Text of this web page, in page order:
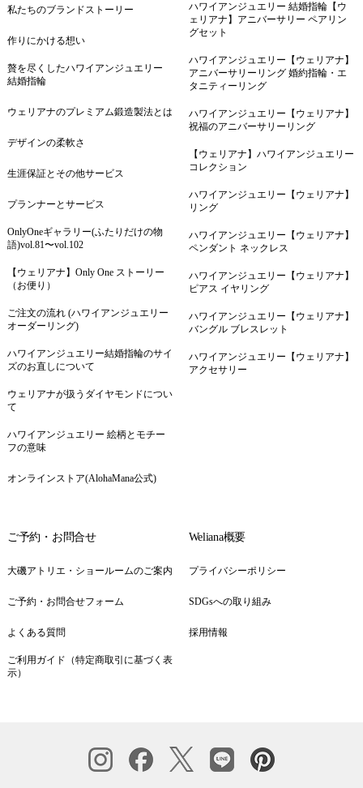
私たちのブランドストーリー
作りにかける想い
贅を尽くしたハワイアンジュエリー
結婚指輪
ウェリアナのプレミアム鍛造製法とは
デザインの柔軟さ
生涯保証とその他サービス
プランナーとサービス
OnlyOneギャラリー(ふたりだけの物
語)vol.81〜vol.102
【ウェリアナ】Only One ストーリー
（お便り）
ご注文の流れ (ハワイアンジュエリー
オーダーリング)
ハワイアンジュエリー結婚指輪のサイ
ズのお直しについて
ウェリアナが扱うダイヤモンドについ
て
ハワイアンジュエリー 絵柄とモチー
フの意味
オンラインストア(AlohaMana公式)
ハワイアンジュエリー 結婚指輪【ウ
ェリアナ】アニバーサリー ペアリン
グセット
ハワイアンジュエリー【ウェリアナ】
アニバーサリーリング 婚約指輪・エ
タニティーリング
ハワイアンジュエリー【ウェリアナ】
祝福のアニバーサリーリング
【ウェリアナ】ハワイアンジュエリー
コレクション
ハワイアンジュエリー【ウェリアナ】
リング
ハワイアンジュエリー【ウェリアナ】
ペンダント ネックレス
ハワイアンジュエリー【ウェリアナ】
ピアス イヤリング
ハワイアンジュエリー【ウェリアナ】
バングル ブレスレット
ハワイアンジュエリー【ウェリアナ】
アクセサリー
ご予約・お問合せ
大磯アトリエ・ショールームのご案内
ご予約・お問合せフォーム
よくある質問
ご利用ガイド（特定商取引に基づく表
示）
Weliana概要
プライバシーポリシー
SDGsへの取り組み
採用情報